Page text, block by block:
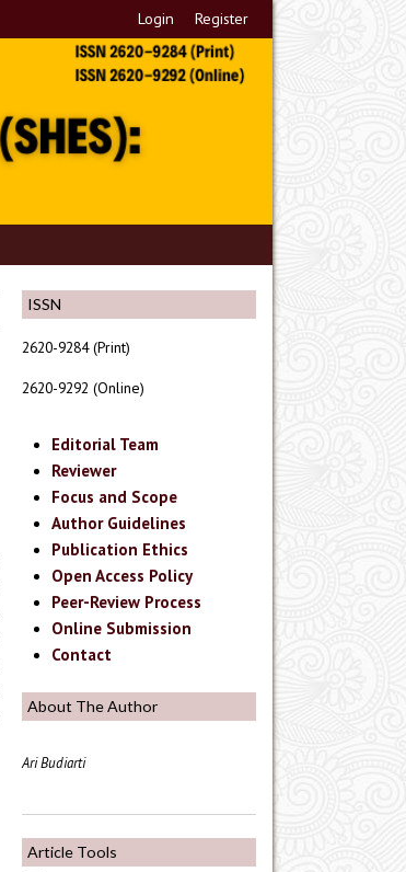
Login Register
ISSN
2620-9284 (Print)
2620-9292 (Online)
Editorial Team
Reviewer
Focus and Scope
Author Guidelines
Publication Ethics
Open Access Policy
Peer-Review Process
Online Submission
Contact
About The Author
Ari Budiarti
Article Tools